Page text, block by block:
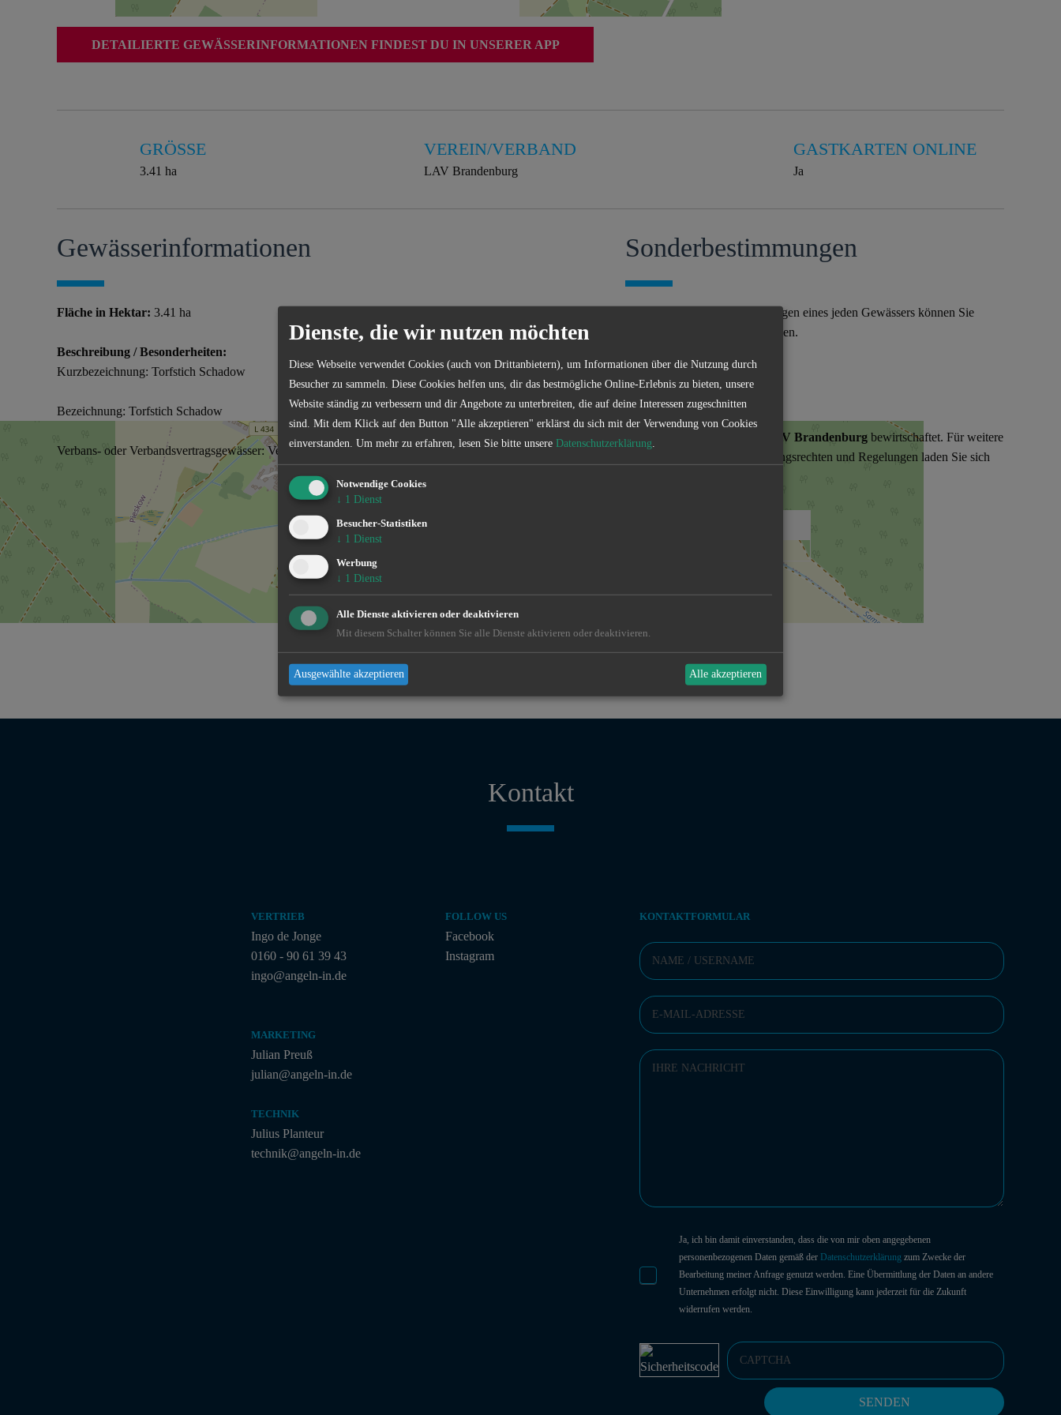
DETAILIERTE GEWÄSSERINFORMATIONEN FINDEST DU IN UNSERER APP
GRÖSSE
3.41 ha
VEREIN/VERBAND
LAV Brandenburg
GASTKARTEN ONLINE
Ja
Gewässer­informationen
Fläche in Hektar: 3.41 ha
Beschreibung / Besonderheiten:
Kurzbezeichnung: Torfstich Schadow
Bezeichnung: Torfstich Schadow
Verbans- oder Verbandsvertragsgewässer: Verbandsgewässer
Sonder­bestimmungen
Die genauen Sonderbestimmungen eines jeden Gewässers können Sie
kostenlos in unserer App einsehen.
Verein
Dieses Gewässer wird vom LAV Brandenburg bewirtschaftet. Für weitere
Informationen zu den Befischungsrechten und Regelungen laden Sie sich
Alle Informationen und Sonderbestimmungen findet ihr in der kostenlosen App
Jetzt kostenlos downloaden!
Kontakt
VERTRIEB
Ingo de Jonge
0160 - 90 61 39 43
ingo@angeln-in.de
MARKETING
Julian Preuß
julian@angeln-in.de
TECHNIK
Julius Planteur
technik@angeln-in.de
FOLLOW US
Facebook
Instagram
KONTAKTFORMULAR
Ja, ich bin damit einverstanden, dass die von mir oben angegebenen
personenbezogenen Daten gemäß der Datenschutzerklärung zum Zwecke der
Bearbeitung meiner Anfrage genutzt werden. Eine Übermittlung der Daten an andere
Unternehmen erfolgt nicht. Diese Einwilligung kann jederzeit für die Zukunft
widerrufen werden.
Dienste, die wir nutzen möchten
Diese Webseite verwendet Cookies (auch von Drittanbietern), um Informationen über die Nutzung durch
Besucher zu sammeln. Diese Cookies helfen uns, dir das bestmögliche Online-Erlebnis zu bieten, unsere
Website ständig zu verbessern und dir Angebote zu unterbreiten, die auf deine Interessen zugeschnitten
sind. Mit dem Klick auf den Button "Alle akzeptieren" erklärst du sich mit der Verwendung von Cookies
einverstanden. Um mehr zu erfahren, lesen Sie bitte unsere Datenschutzerklärung.
Notwendige Cookies
↓ 1 Dienst
Besucher-Statistiken
↓ 1 Dienst
Werbung
↓ 1 Dienst
Alle Dienste aktivieren oder deaktivieren
Mit diesem Schalter können Sie alle Dienste aktivieren oder deaktivieren.
Ausgewählte akzeptieren Alle akzeptieren